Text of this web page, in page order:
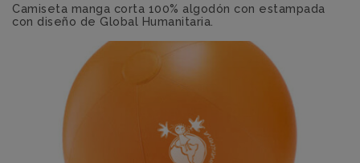
Camiseta manga corta 100% algodón con estampada
con diseño de Global Humanitaria.